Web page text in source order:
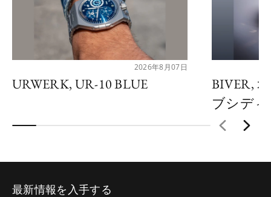
2026年8月07日
URWERK, UR-10 BLUE
BIVER,
ブシデ
最新情報を入手する